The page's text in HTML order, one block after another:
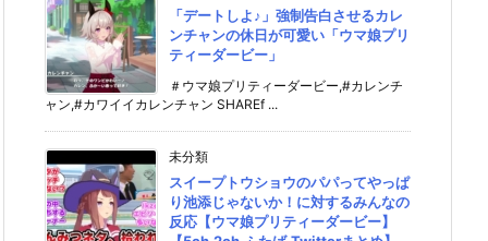
「デートしよ♪」強制告白させるカレ
ンチャンの休日が可愛い「ウマ娘プリ
ティーダービー」
＃ウマ娘プリティーダービー,#カレンチ
ャン,#カワイイカレンチャン SHAREf ...
未分類
スイープトウショウのパパってやっぱ
り池添じゃないか！に対するみんなの
反応【ウマ娘プリティーダービー】